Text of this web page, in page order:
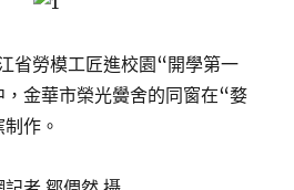
省勞模工匠進校園“開學第一
金華市榮光黌舍的同窗在“婺
作。